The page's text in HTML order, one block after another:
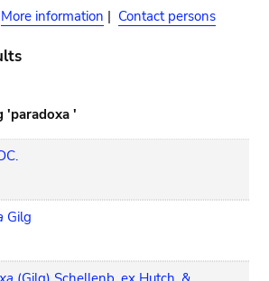
More information | Contact persons
'paradoxa '
Gilg